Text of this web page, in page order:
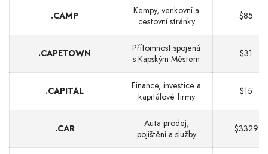
.CAMP
Kempy, venkovní a
cestovní stránky
$85
.CAPETOWN
Přítomnost spojená
s Kapským Městem
$31
.CAPITAL
Finance, investice a
kapitálové firmy
$15
.CAR
Auta prodej,
pojištění a služby
$3329